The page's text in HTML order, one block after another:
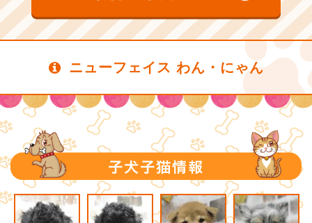
ニューフェイス わん・にゃん